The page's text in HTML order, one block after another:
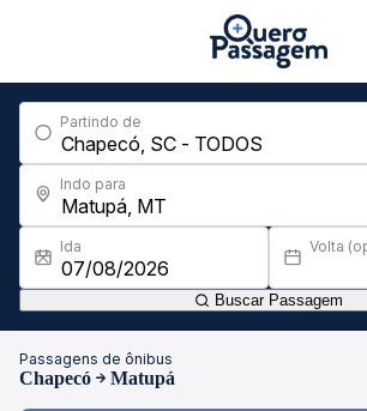
Partindo de
Indo para
Ida Volta
Buscar Passagem
Passagens de ônibus
Chapecó Matupá